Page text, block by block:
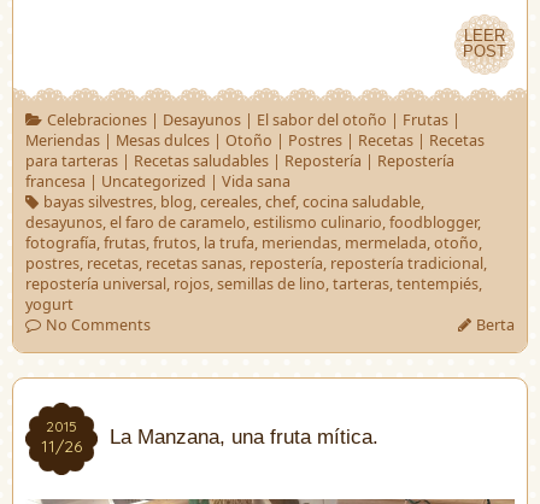
LEER
POST
LEER
POST
Celebraciones| Desayunos| El sabor del otoño | Frutas|
Meriendas | Mesas dulces | Otoño | Postres | Recetas | Recetas
para tarteras | Recetas saludables | Repostería | Repostería
francesa | Uncategorized | Vida sana
bayas silvestres, blog,cereales,chef,cocina saludable,
desayunos,el faro de caramelo,estilismo culinario,foodblogger,
fotografía,frutas,frutos, la trufa, meriendas, mermelada,otoño,
postres, recetas, recetas sanas, repostería, repostería tradicional,
repostería universal, rojos,semillas de lino,tarteras,tentempiés,
yogurt
No Comments
Berta
2015
11/26
2015
11/26 La Manzana, una fruta mítica.